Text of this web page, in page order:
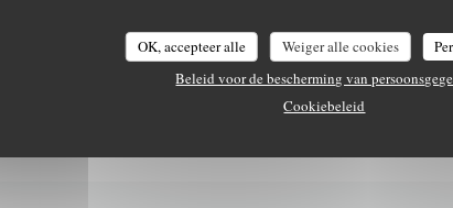
OK, accepteer alle Weiger alle cookies
Beleid voor de bescherming van
Cookiebeleid